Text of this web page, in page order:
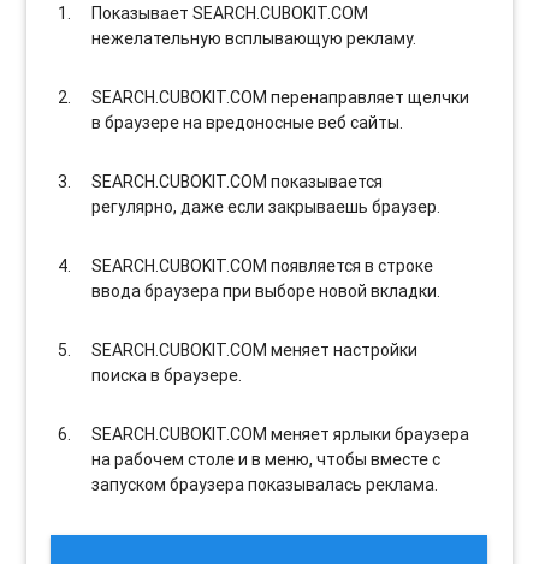
Показывает SEARCH.CUBOKIT.COM
нежелательную всплывающую рекламу.
SEARCH.CUBOKIT.COM перенаправляет щелчки
в браузере на вредоносные веб сайты.
SEARCH.CUBOKIT.COM показывается
регулярно, даже если закрываешь браузер.
SEARCH.CUBOKIT.COM появляется в строке
ввода браузера при выборе новой вкладки.
SEARCH.CUBOKIT.COM меняет настройки
поиска в браузере.
SEARCH.CUBOKIT.COM меняет ярлыки браузера
на рабочем столе и в меню, чтобы вместе с
запуском браузера показывалась реклама.